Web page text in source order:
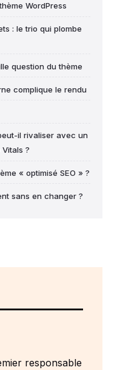
WordPress
: le trio qui plombe
question du thème
complique le rendu
il rivaliser avec un
?
« optimisé SEO » ?
sans en changer ?
responsable